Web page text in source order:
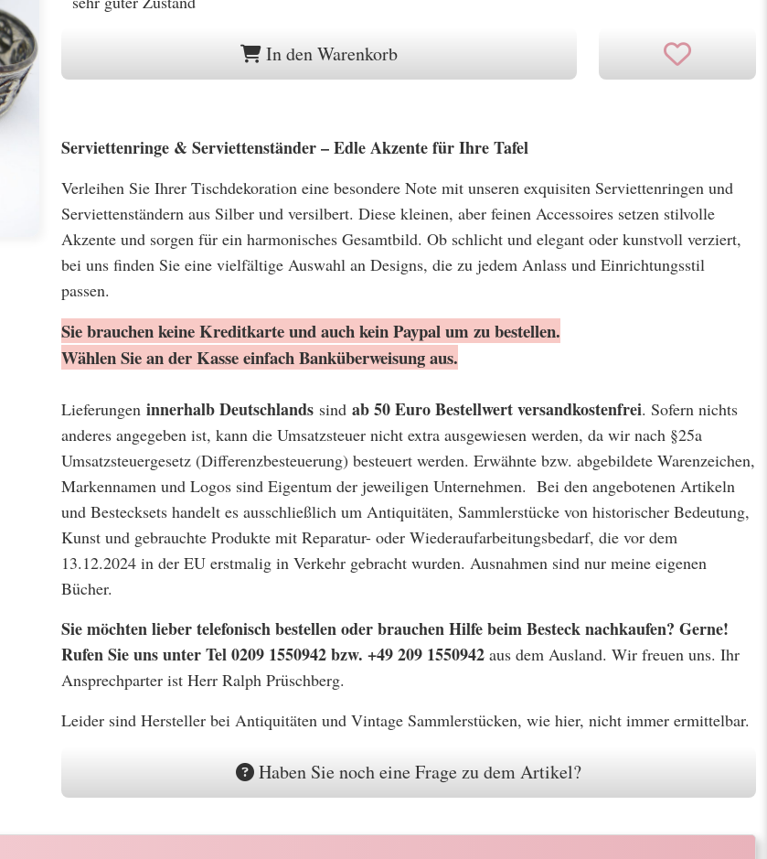
In den Warenkorb
Serviettenringe & Serviettenständer – Edle Akzente für Ihre Tafel
Verleihen Sie Ihrer Tischdekoration eine besondere Note mit unseren exquisiten Serviettenringen und
Serviettenständern aus Silber und versilbert. Diese kleinen, aber feinen Accessoires setzen stilvolle
Akzente und sorgen für ein harmonisches Gesamtbild. Ob schlicht und elegant oder kunstvoll verziert,
bei uns finden Sie eine vielfältige Auswahl an Designs, die zu jedem Anlass und Einrichtungsstil
passen.
Sie brauchen keine Kreditkarte und auch kein Paypal um zu bestellen.
Wählen Sie an der Kasse einfach Banküberweisung aus.
Lieferungen innerhalb Deutschlands sind ab 50 Euro Bestellwertversandkostenfrei. Sofern nichts
anderes angegeben ist, kann die Umsatzsteuer nicht extra ausgewiesen werden, da wir nach §25a
Umsatzsteuergesetz (Differenzbesteuerung) besteuert werden. Erwähnte bzw. abgebildete Warenzeichen,
Markennamen und Logos sind Eigentum der jeweiligen Unternehmen. Bei den angebotenen Artikeln
und Bestecksets handelt es ausschließlich um Antiquitäten, Sammlerstücke von historischer Bedeutung,
Kunst und gebrauchte Produkte mit Reparatur- oder Wiederaufarbeitungsbedarf, die vor dem
13.12.2024 in der EU erstmalig in Verkehr gebracht wurden. Ausnahmen sind nur meine eigenen
Bücher.
Sie möchten lieber telefonisch bestellen oder brauchen Hilfe beim Besteck nachkaufen? Gerne!
Rufen Sie uns unter Tel 0209 1550942 bzw. +49 209 1550942 aus dem Ausland. Wir freuen uns. Ihr
Ansprechparter ist Herr Ralph Prüschberg.
Leider sind Hersteller bei Antiquitäten und Vintage Sammlerstücken, wie hier, nicht immer ermittelbar.
Haben Sie noch eine Frage zu dem Artikel?